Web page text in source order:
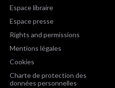
Espace libraire
Espace presse
Rights and permissions
Mentions légales
Cookies
Charte de protection des
données personnelles